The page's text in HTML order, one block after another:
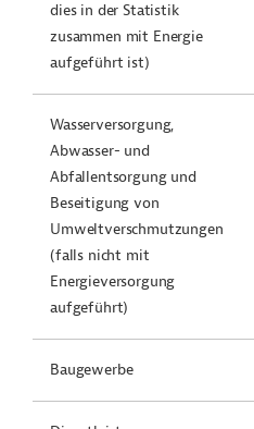
dies in der Statistik
zusammen mit Energie
aufgeführt ist)
Wasserversorgung,
Abwasser- und
Abfallentsorgung und
Beseitigung von
Umweltverschmutzungen
(falls nicht mit
Energieversorgung
aufgeführt)
Baugewerbe